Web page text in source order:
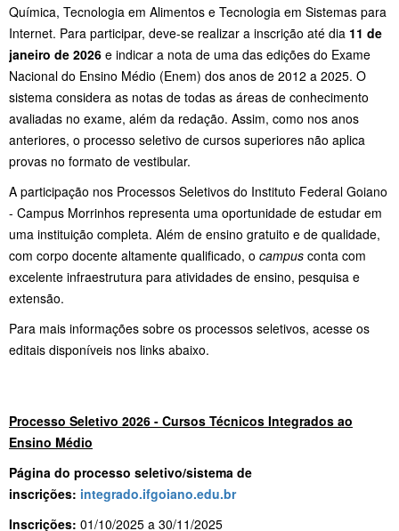
Química, Tecnologia em Alimentos e Tecnologia em Sistemas para
Internet. Para participar, deve-se realizar a inscrição até dia 11 de
janeiro de 2026 e indicar a nota de uma das edições do Exame
Nacional do Ensino Médio (Enem) dos anos de 2012 a 2025. O
sistema considera as notas de todas as áreas de conhecimento
avaliadas no exame, além da redação. Assim, como nos anos
anteriores, o processo seletivo de cursos superiores não aplica
provas no formato de vestibular.
A participação nos Processos Seletivos do Instituto Federal Goiano
- Campus Morrinhos representa uma oportunidade de estudar em
uma instituição completa. Além de ensino gratuito e de qualidade,
com corpo docente altamente qualificado, o campus conta com
excelente infraestrutura para atividades de ensino, pesquisa e
extensão.
Para mais informações sobre os processos seletivos, acesse os
editais disponíveis nos links abaixo.
Processo Seletivo 2026 - Cursos Técnicos Integrados ao
Ensino Médio
Página do processo seletivo/sistema de
inscrições: integrado.ifgoiano.edu.br
Inscrições: 01/10/2025 a 30/11/2025